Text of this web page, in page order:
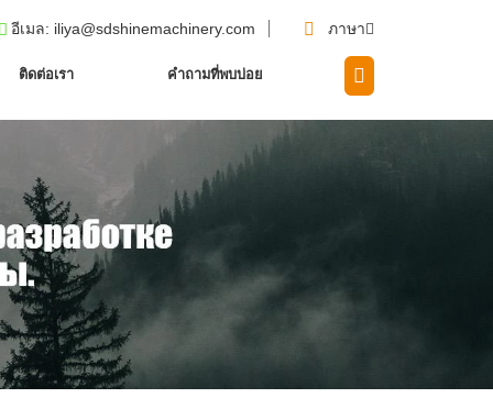
ติดต่อเรา คำถามที่พบบ่อย
อีเมล: iliya@sdshinemachinery.com ภาษา